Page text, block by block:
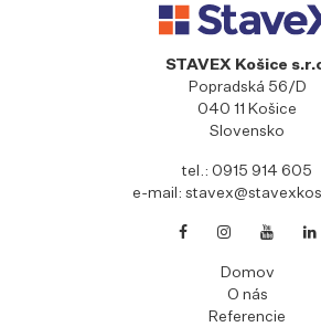
STAVEX Košice
Popradská 56/D
040 11 Košice
Slovensko
tel.: 0915 914 605
e-mail:
Domov
O nás
Referencie